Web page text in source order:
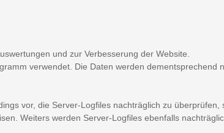
und zur Verbesserung der Website.
verwendet. Die Daten werden dementsprechend
vor, die Server-Logfiles nachträglich zu überprüfen,
Weiters werden Server-Logfiles ebenfalls